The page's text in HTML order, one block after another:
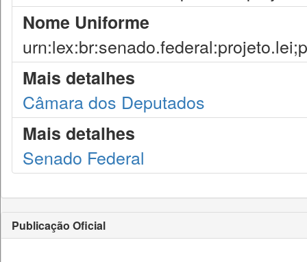
Nome Uniforme
Mais detalhes
Câmara dos Deputados
Mais detalhes
Senado Federal
Publicação Oficial